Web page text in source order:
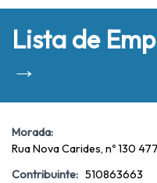
Lista de
→
Morada:
Rua Nova Carides, nº 130
Contribuinte: 510863663